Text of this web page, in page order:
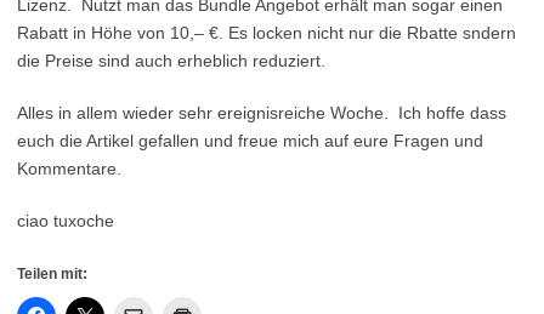
Lizenz. Nutzt man das Bundle Angebot erhält man sogar einen
Rabatt in Höhe von 10,– €. Es locken nicht nur die Rbatte sndern
die Preise sind auch erheblich reduziert.
Alles in allem wieder sehr ereignisreiche Woche. Ich hoffe dass
euch die Artikel gefallen und freue mich auf eure Fragen und
Kommentare.
ciao tuxoche
Teilen mit: